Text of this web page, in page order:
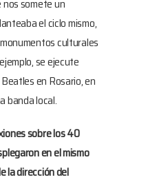
somete un
el ciclo mismo,
culturales
se ejecute
en Rosario, en
banda local.
sobre los 40
en el mismo
la dirección del